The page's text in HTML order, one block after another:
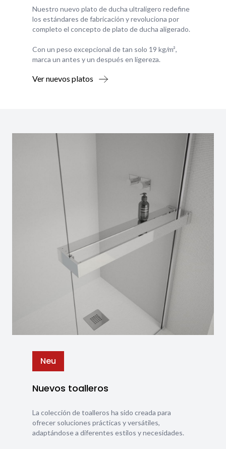
Nuestro nuevo plato de ducha ultraligero redefine
los estándares de fabricación y revoluciona por
completo el concepto de plato de ducha aligerado.
Con un peso excepcional de tan solo 19 kg/m²,
marca un antes y un después en ligereza.
Ver nuevos platos
Neu
Nuevos toalleros
La colección de toalleros ha sido creada para
ofrecer soluciones prácticas y versátiles,
adaptándose a diferentes estilos y necesidades.